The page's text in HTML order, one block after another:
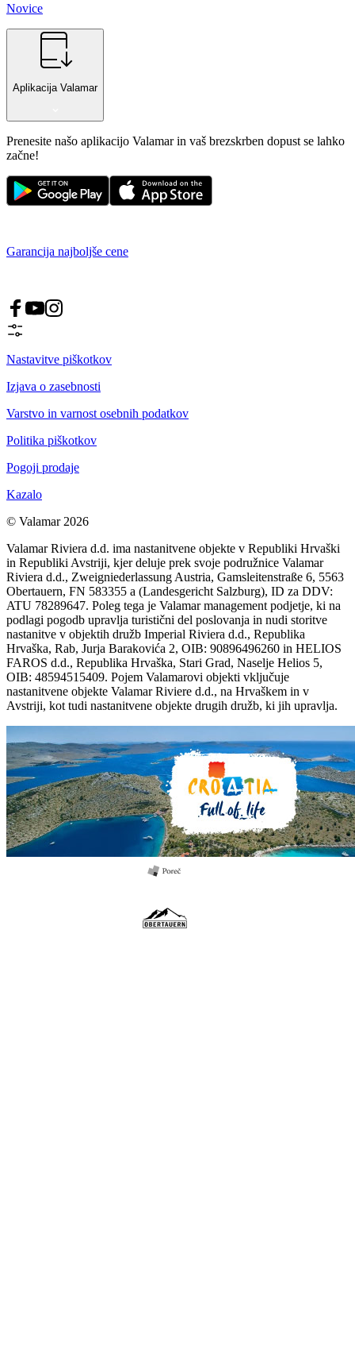
Novice
Aplikacija Valamar
Prenesite našo aplikacijo Valamar in vaš brezskrben dopust se lahko
začne!
Garancija najboljše cene
Nastavitve piškotkov
Izjava o zasebnosti
Varstvo in varnost osebnih podatkov
Politika piškotkov
Pogoji prodaje
Kazalo
© Valamar 2026
Valamar Riviera d.d. ima nastanitvene objekte v Republiki Hrvaški
in Republiki Avstriji, kjer deluje prek svoje podružnice Valamar
Riviera d.d., Zweigniederlassung Austria, Gamsleitenstraße 6, 5563
Obertauern, FN 583355 a (Landesgericht Salzburg), ID za DDV:
ATU 78289647. Poleg tega je Valamar management podjetje, ki na
podlagi pogodb upravlja turistični del poslovanja in nudi storitve
nastanitve v objektih družb Imperial Riviera d.d., Republika
Hrvaška, Rab, Jurja Barakovića 2, OIB: 90896496260 in HELIOS
FAROS d.d., Republika Hrvaška, Stari Grad, Naselje Helios 5,
OIB: 48594515409. Pojem Valamarovi objekti vključuje
nastanitvene objekte Valamar Riviere d.d., na Hrvaškem in v
Avstriji, kot tudi nastanitvene objekte drugih družb, ki jih upravlja.